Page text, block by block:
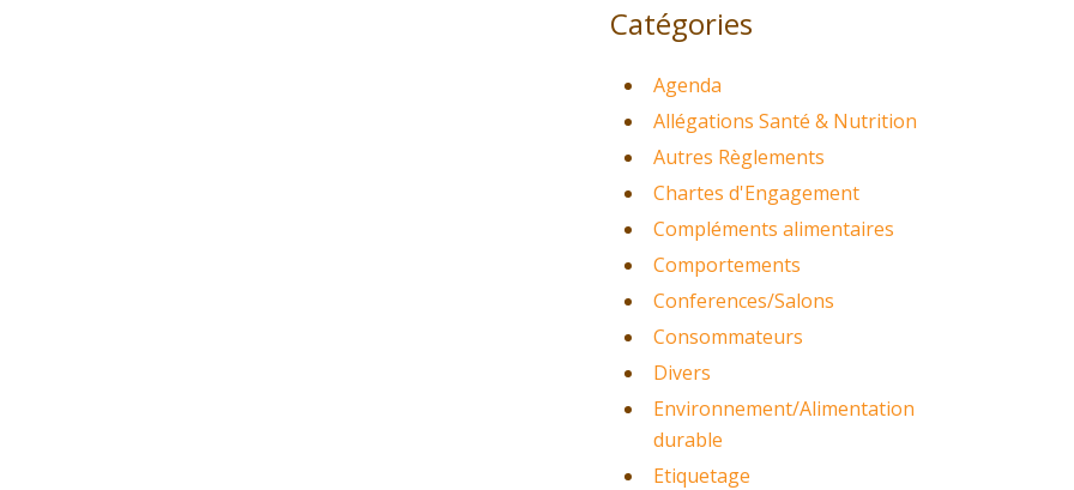
Catégories
Agenda
Allégations Santé & Nutrition
Autres Règlements
Chartes d'Engagement
Compléments alimentaires
Comportements
Conferences/Salons
Consommateurs
Divers
Environnement/Alimentation
durable
Etiquetage